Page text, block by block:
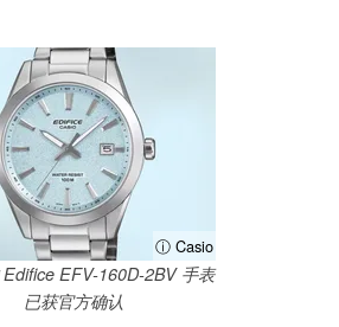
ⓘ Casio
Edifice EFV-160D-2BV 手表
已获官方确认